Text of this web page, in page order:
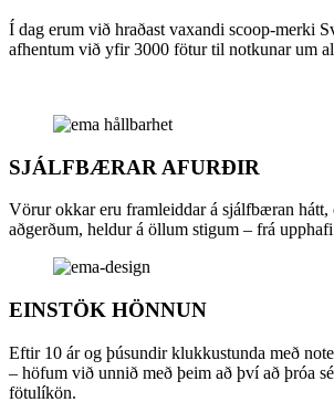
Í dag erum við hraðast vaxandi scoop-merki
afhentum við yfir 3000 fötur til notkunar um
SJÁLFBÆRAR AFURÐIR
Vörur okkar eru framleiddar á sjálfbæran hátt,
aðgerðum, heldur á öllum stigum – frá
EINSTÖK HÖNNUN
Eftir 10 ár og þúsundir klukkustunda með
– höfum við unnið með þeim að því að þróa
fötulíkön.